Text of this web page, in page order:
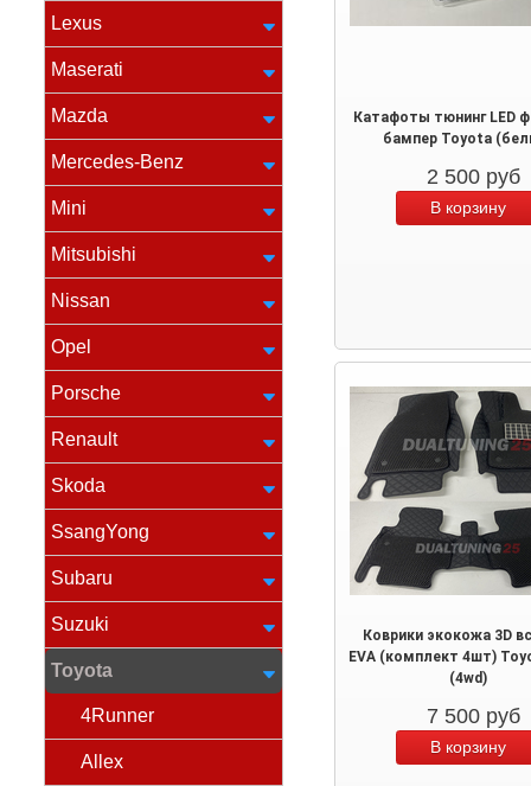
Lexus
Maserati
Mazda
Mercedes-Benz
Mini
Mitsubishi
Nissan
Opel
Porsche
Renault
Skoda
SsangYong
Subaru
Suzuki
Toyota
4Runner
Allex
Катафоты тюнинг LED
бампер Toyota
2 500 руб
Коврики экокожа 3D
EVA (комплект 4шт)
(4wd)
7 500 руб